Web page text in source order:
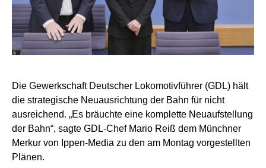
Die Gewerkschaft Deutscher Lokomotivführer (GDL) hält
die strategische Neuausrichtung der Bahn für nicht
ausreichend. „Es bräuchte eine komplette Neuaufstellung
der Bahn“, sagte GDL-Chef Mario Reiß dem Münchner
Merkur von Ippen-Media zu den am Montag vorgestellten
Plänen.